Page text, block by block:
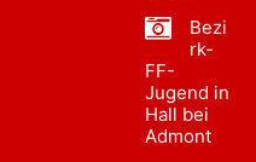
Bezi
rk-
FF-
Jugend in
Hall bei
Admont